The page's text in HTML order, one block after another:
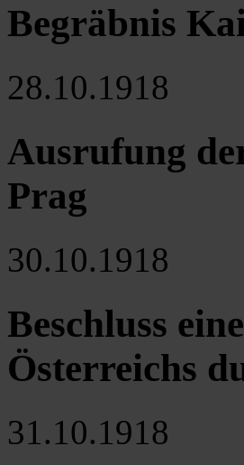
Begräbnis
28.10.1918
Ausrufung
Prag
30.10.1918
Beschluss
Österreichs
31.10.1918